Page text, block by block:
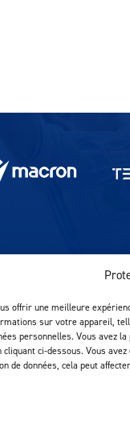
offrir une meilleure
sur votre appareil,
personnelles. Vous avez
cliquant ci-dessous. Vous
de données, cela peut